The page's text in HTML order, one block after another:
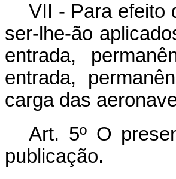
VII - Para efeito
ser-lhe-ão
entrada,
entrada,
carga das
Art. 5º O
publicação.